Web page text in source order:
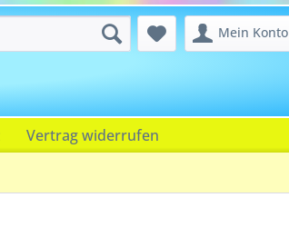
Mein Konto
Vertrag widerrufen